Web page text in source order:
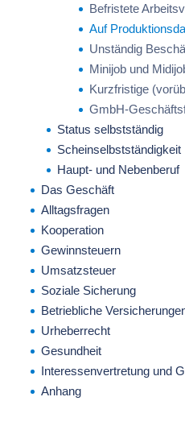
Befristete
Auf
Unständig
Minijob und
Kurzfristige
GmbH-
Status selbstständig
Scheinselbstständigkeit
Haupt- und Nebenberuf
Das Geschäft
Alltagsfragen
Kooperation
Gewinnsteuern
Umsatzsteuer
Soziale Sicherung
Betriebliche
Urheberrecht
Gesundheit
Interessenvertretung und
Anhang